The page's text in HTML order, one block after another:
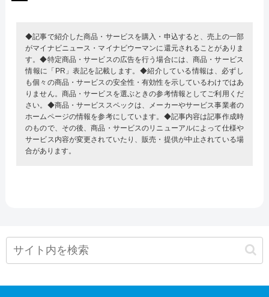
◆記事で紹介した商品・サービスを購入・申込すると、売上の一部
がマイナビニュース・マイナビウーマンに還元されることがありま
す。◆特定商品・サービスの広告を行う場合には、商品・サービス
情報に「PR」表記を記載します。◆紹介している情報は、必ずし
も個々の商品・サービスの安全性・有効性を示しているわけではあ
りません。商品・サービスを選ぶときの参考情報としてご利用くだ
さい。◆商品・サービススペックは、メーカーやサービス事業者の
ホームページの情報を参考にしています。◆記事内容は記事作成時
のもので、その後、商品・サービスのリニューアルによって仕様や
サービス内容が変更されていたり、販売・提供が中止されている場
合があります。